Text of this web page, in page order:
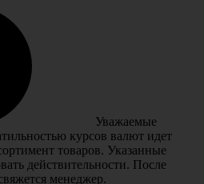
Уважаемые
курсов валют идет
товаров. Указанные
действительности. После
менеджер.